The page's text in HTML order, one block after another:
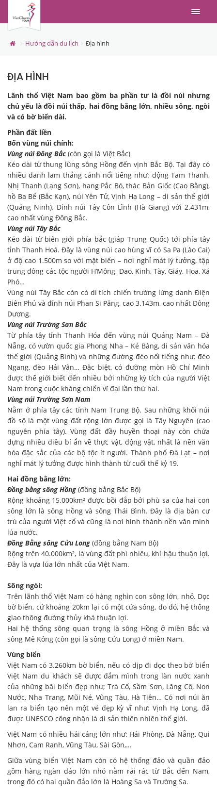
Menu
Hướng dẫn du lịch Địa hình
ĐỊA HÌNH
Lãnh thổ Việt Nam bao gồm ba phần tư là đồi núi nhưng
chủ yếu là đồi núi thấp, hai đồng bằng lớn, nhiều sông, ngòi
và có bờ biển dài.
Phần đất liền
Bốn vùng núi chính:
Vùng núi Đông Bắc (còn gọi là Việt Bắc)
Kéo dài từ thung lũng sông Hồng đến vịnh Bắc Bộ. Tại đây có
nhiều danh lam thắng cảnh nổi tiếng như: động Tam Thanh,
Nhị Thanh (Lạng Sơn), hang Pắc Bó, thác Bản Giốc (Cao Bằng),
hồ Ba Bể (Bắc Kạn), núi Yên Tử, Vịnh Hạ Long – di sản thế giới
(Quảng Ninh). Đỉnh núi Tây Côn Lĩnh (Hà Giang) với 2.431m,
cao nhất vùng Đông Bắc.
Vùng núi Tây Bắc
Kéo dài từ biên giới phía bắc (giáp Trung Quốc) tới phía tây
tỉnh Thanh Hoá. Đây là vùng núi cao hùng vĩ có Sa Pa (Lào Cai)
ở độ cao 1.500m so với mặt biển – nơi nghỉ mát lý tưởng, tập
trung đông các tộc người H’Mông, Dao, Kinh, Tày, Giáy, Hoa, Xá
Phó…
Vùng núi Tây Bắc còn có di tích chiến trường lừng danh Điện
Biên Phủ và đỉnh núi Phan Si Păng, cao 3.143m, cao nhất Đông
Dương.
Vùng núi Trường Sơn Bắc
Từ phía tây tỉnh Thanh Hóa đến vùng núi Quảng Nam – Đà
Nẵng, có vườn quốc gia Phong Nha – Kẻ Bàng, di sản văn hóa
thế giới (Quảng Bình) và những đường đèo nổi tiếng như: đèo
Ngang, đèo Hải Vân… Đặc biệt, có đường mòn Hồ Chí Minh
được thế giới biết đến nhiều bởi những kỳ tích của người Việt
Nam trong cuộc kháng chiến vĩ đại lần thứ hai.
Vùng núi Trường Sơn Nam
Nằm ở phía tây các tỉnh Nam Trung Bộ. Sau những khối núi
đồ sộ là một vùng đất rộng lớn được gọi là Tây Nguyên (cao
nguyên phía tây). Vùng đất đầy huyền thoại này còn chứa
đựng nhiều điều bí ẩn về thực vật, động vật, nhất là nền văn
hóa đặc sắc của các bộ tộc ít người. Thành phố Đà Lạt – nơi
nghỉ mát lý tưởng được hình thành từ cuối thế kỷ 19.
Hai đồng bằng lớn:
Đồng bằng sông Hồng (đồng bằng Bắc Bộ)
Rộng khoảng 15.000km² được bồi đắp bởi phù sa của hai con
sông lớn là sông Hồng và sông Thái Bình. Đây là địa bàn cư
trú của người Việt cổ và cũng là nơi hình thành nền văn minh
lúa nước.
Đồng Bằng sông Cửu Long (đồng bằng Nam Bộ)
Rộng trên 40.000km², là vùng đất phì nhiêu, khí hậu thuận lợi.
Đây là vựa lúa lớn nhất của Việt Nam.
Sông ngòi:
Trên lãnh thổ Việt Nam có hàng nghìn con sông lớn, nhỏ. Dọc
bờ biển, cứ khoảng 20km lại có một cửa sông, do đó, hệ thống
giao thông đường thủy khá thuận lợi.
Hai hệ thống sông quan trọng là sông Hồng ở miền Bắc và
sông Mê Kông (còn gọi là sông Cửu Long) ở miền Nam.
Vùng biển
Việt Nam có 3.260km bờ biển, nếu có dịp đi dọc theo bờ biển
Việt Nam du khách sẽ được đắm mình trong làn nước xanh
của những bãi biển đẹp như; Trà Cổ, Sầm Sơn, Lăng Cô, Non
Nước, Nha Trang, Mũi Né, Vũng Tàu, Hà Tiên… Có nơi núi ăn
lan ra biển tạo nên một vẻ đẹp kỳ vĩ như: Vịnh Hạ Long, đã
được UNESCO công nhận là di sản thiên nhiên thế giới.
Việt Nam có nhiều hải cảng lớn như: Hải Phòng, Đà Nẵng, Qui
Nhơn, Cam Ranh, Vũng Tàu, Sài Gòn,…
Giữa vùng biển Việt Nam còn có hệ thống đảo và quần đảo
gồm hàng ngàn đảo lớn nhỏ nằm rải rác từ Bắc đến Nam,
trong đó có hai quần đảo lớn là Hoàng Sa và Trường Sa.